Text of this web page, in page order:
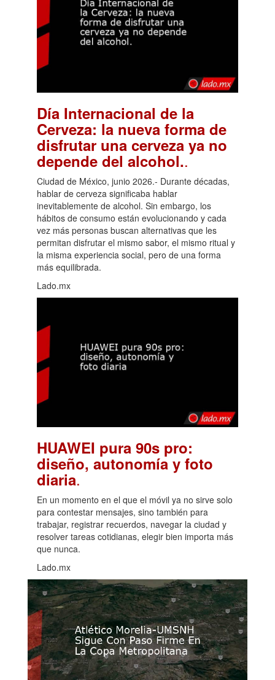
Día Internacional de la
Cerveza: la nueva forma de
disfrutar una cerveza ya no
depende del alcohol..
Ciudad de México, junio 2026.- Durante décadas,
hablar de cerveza significaba hablar
inevitablemente de alcohol. Sin embargo, los
hábitos de consumo están evolucionando y cada
vez más personas buscan alternativas que les
permitan disfrutar el mismo sabor, el mismo ritual y
la misma experiencia social, pero de una forma
más equilibrada.
Lado.mx
HUAWEI pura 90s pro:
diseño, autonomía y foto
diaria.
En un momento en el que el móvil ya no sirve solo
para contestar mensajes, sino también para
trabajar, registrar recuerdos, navegar la ciudad y
resolver tareas cotidianas, elegir bien importa más
que nunca.
Lado.mx